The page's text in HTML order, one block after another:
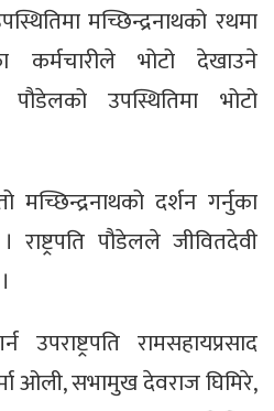
मच्छिन्द्रनाथको रथमा
कर्मचारीले भोटो देखाउने
पौडेलको उपस्थितिमा भोटो
दर्शन गर्नुका
पौडेलले जीवितदेवी
रामसहायप्रसाद
ओली, सभामुख देवराज घिमिरे,